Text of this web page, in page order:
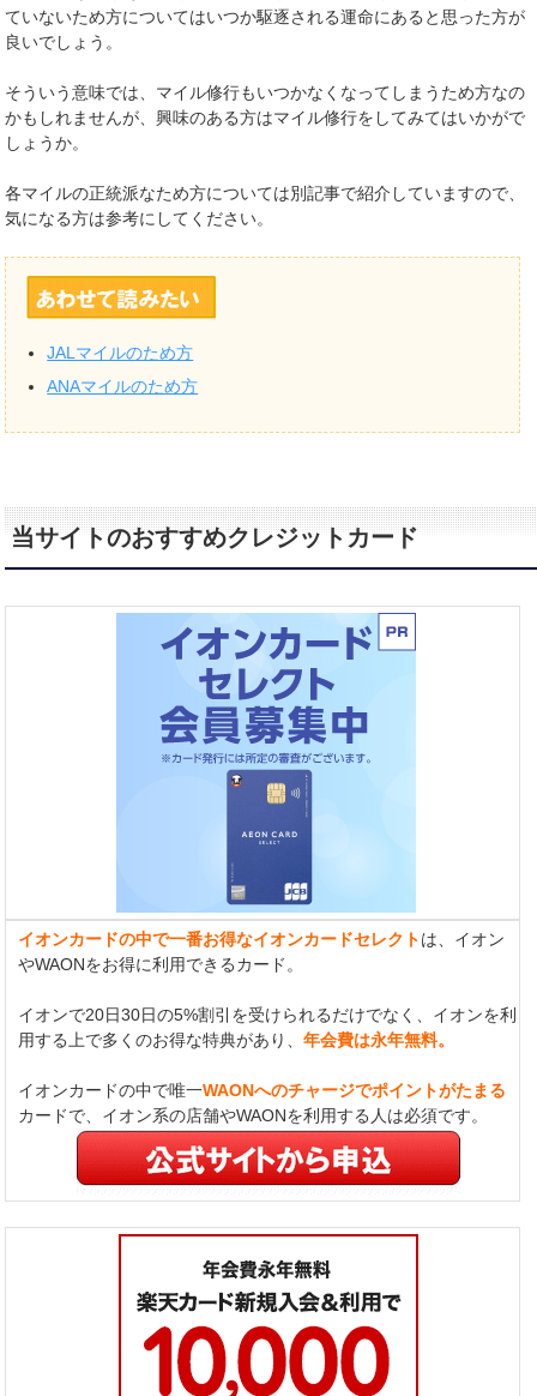
ていないため方についてはいつか駆逐される運命にあると思った方が
良いでしょう。
そういう意味では、マイル修行もいつかなくなってしまうため方なの
かもしれませんが、興味のある方はマイル修行をしてみてはいかがで
しょうか。
各マイルの正統派なため方については別記事で紹介していますので、
気になる方は参考にしてください。
JALマイルのため方
ANAマイルのため方
当サイトのおすすめクレジットカード
イオンカードの中で一番お得なイオンカードセレクトは、イオン
やWAONをお得に利用できるカード。
イオンで20日30日の5%割引を受けられるだけでなく、イオンを利
用する上で多くのお得な特典があり、年会費は永年無料。
イオンカードの中で唯一WAONへのチャージでポイントがたまる
カードで、イオン系の店舗やWAONを利用する人は必須です。